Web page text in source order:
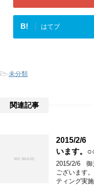
B! はてブ
-未分類
関連記事
2015/2/6
います。
2015/2/6 御
ございます
ティング実